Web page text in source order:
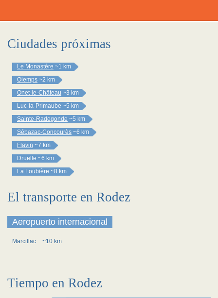
Ciudades próximas
Le Monastère ~1 km
Olemps ~2 km
Onet-le-Château ~3 km
Luc-la-Primaube ~5 km
Sainte-Radegonde ~5 km
Sébazac-Concourès ~6 km
Flavin ~7 km
Druelle ~6 km
La Loubière ~8 km
El transporte en Rodez
Aeropuerto internacional
Marcillac ~10 km
Tiempo en Rodez